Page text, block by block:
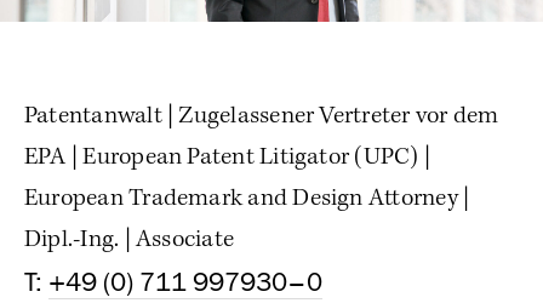
T: +49 (0) 711 997930–0
Patentanwalt | Zugelassener Vertreter vor dem
EPA | European Patent Litigator (UPC) |
European Trademark and Design Attorney |
Dipl.-Ing. | Associate